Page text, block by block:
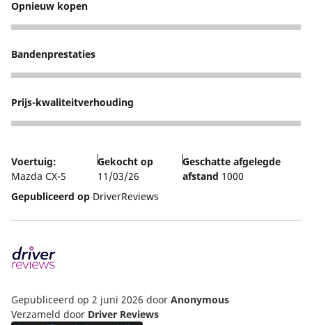
Opnieuw kopen
5
Bandenprestaties
4
Prijs-kwaliteitverhouding
4
Voertuig:
Mazda CX-5
Gekocht op
11/03/26
Geschatte afgelegde
afstand 1000
Gepubliceerd op DriverReviews
Gepubliceerd op 2 juni 2026 door Anonymous
Verzameld door Driver Reviews